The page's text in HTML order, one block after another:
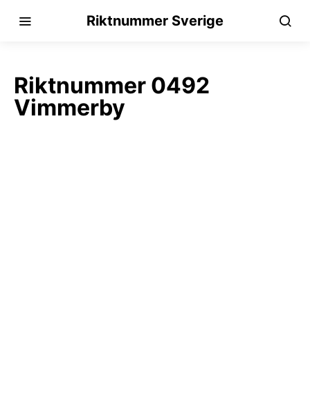
Riktnummer Sverige
Riktnummer 0492
Vimmerby